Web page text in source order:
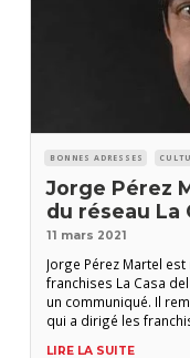
BONNES ADRESSES
Jorge Pérez
du réseau La
11 mars 2021
Jorge Pérez Martel
franchises La Casa
un communiqué. Il
qui a dirigé les
LIRE LA SUITE